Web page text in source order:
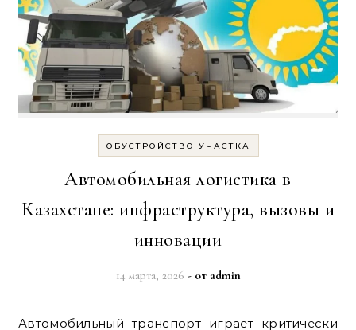
ОБУСТРОЙСТВО УЧАСТКА
Автомобильная логистика в
Казахстане: инфраструктура, вызовы и
инновации
14 марта, 2026 - от admin
Автомобильный транспорт играет критически